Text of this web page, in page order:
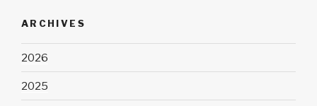
ARCHIVES
2026
2025